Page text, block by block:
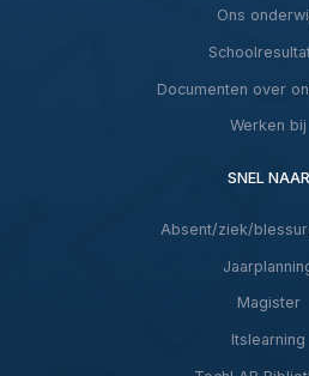
Ons
Documenten over
Werken bij
SNEL NAAR
Absent/ziek/
Magister
Itslearning